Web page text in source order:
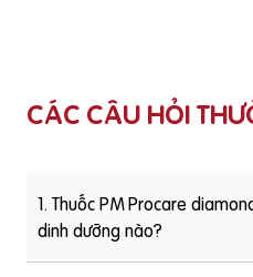
CÁC CÂU HỎI
1. Thuốc PM Procare
dinh dưỡng nào?